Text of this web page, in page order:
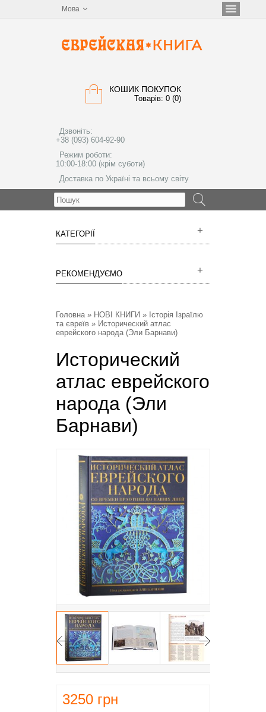
Мова
КОШИК ПОКУПОК
Товарів: 0 (0)
Дзвоніть:
+38 (093) 604-92-90
Режим роботи:
10:00-18:00 (крім суботи)
Доставка по Україні та всьому світу
КАТЕГОРІЇ
РЕКОМЕНДУЄМО
Головна» НОВІ КНИГИ » Історія Ізраїлю
та євреїв » Исторический атлас
еврейского народа (Эли Барнави)
Исторический
атлас еврейского
народа (Эли
Барнави)
3250 грн